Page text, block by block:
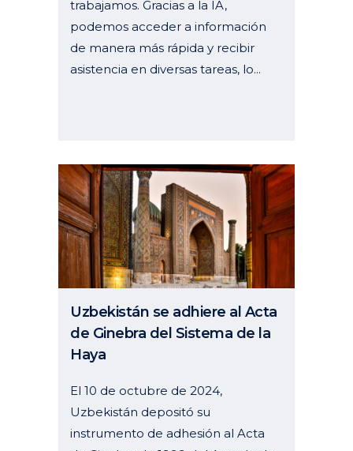
trabajamos. Gracias a la IA,
podemos acceder a información
de manera más rápida y recibir
asistencia en diversas tareas, lo...
Uzbekistán se adhiere al Acta
de Ginebra del Sistema de la
Haya
El 10 de octubre de 2024,
Uzbekistán depositó su
instrumento de adhesión al Acta